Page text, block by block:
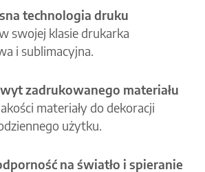
technologia druku
swojej klasie drukarka
i sublimacyjna.
zadrukowanego materiału
materiały do dekoracji
użytku.
na światło i spieranie